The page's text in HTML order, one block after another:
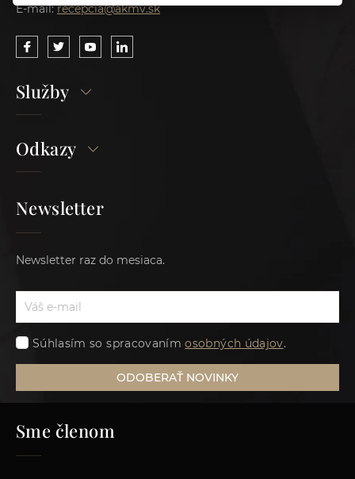
E-mail:recepcia@akmv.sk
Služby
Odkazy
Newsletter
Newsletter raz do mesiaca.
Súhlasím so spracovanímosobných údajov.
ODOBERAŤ NOVINKY
Sme členom